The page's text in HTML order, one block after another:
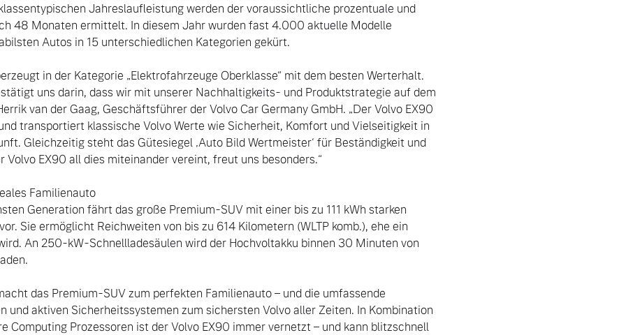
Jahreslaufleistung werden der voraussichtliche prozentuale und
48 Monaten ermittelt. In diesem Jahr wurden fast 4.000 aktuelle Modelle
Autos in 15 unterschiedlichen Kategorien gekürt.
in der Kategorie „Elektrofahrzeuge Oberklasse“ mit dem besten Werterhalt.
uns darin, dass wir mit unserer Nachhaltigkeits- und Produktstrategie auf dem
van der Gaag, Geschäftsführer der Volvo Car Germany GmbH. „Der Volvo EX90
transportiert klassische Volvo Werte wie Sicherheit, Komfort und Vielseitigkeit in
Gleichzeitig steht das Gütesiegel ‚Auto Bild Wertmeister‘ für Beständigkeit und
Volvo EX90 all dies miteinander vereint, freut uns besonders.“
Familienauto
Generation fährt das große Premium-SUV mit einer bis zu 111 kWh starken
Sie ermöglicht Reichweiten von bis zu 614 Kilometern (WLTP komb.), ehe ein
An 250-kW-Schnellladesäulen wird der Hochvoltakku binnen 30 Minuten von
das Premium-SUV zum perfekten Familienauto – und die umfassende
und aktiven Sicherheitssystemen zum sichersten Volvo aller Zeiten. In Kombination
Computing Prozessoren ist der Volvo EX90 immer vernetzt – und kann blitzschnell